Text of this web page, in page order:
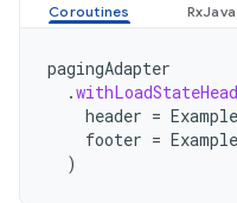
pagingAdapter
.
header =
footer =
)